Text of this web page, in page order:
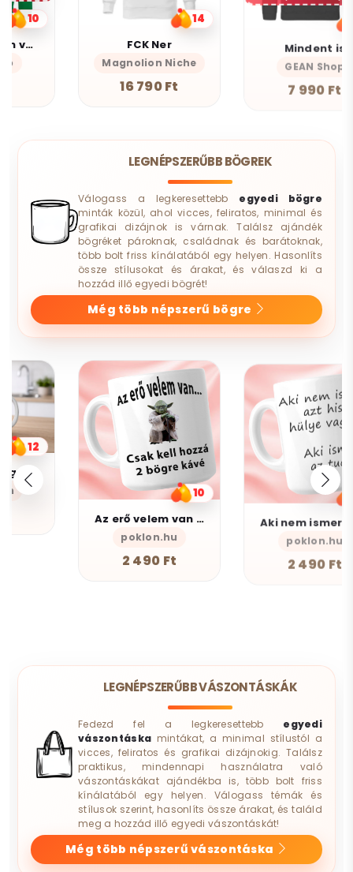
14
Magnolion Niche
16 790 Ft
10
Mindent is
GEAN Shop
LEGNÉPSZERŰBB BÖGREK
Válogass a legkeresettebb egyedi bögre
minták közül, ahol vicces, feliratos, minimal és
grafikai dizájnok is várnak. Találsz ajándék
bögréket pároknak, családnak és barátoknak,
több bolt friss kínálatából egy helyen. Hasonlíts
össze stílusokat és árakat, és válaszd ki a
hozzád illő egyedi bögrét!
Még több népszerű bögre
10
Az erő velem van - Bögre
poklon.hu
10
Aki nem ismer Bögre
poklon.hu
LEGNÉPSZERŰBB VÁSZONTÁSKÁK
Fedezd fel a legkeresettebb egyedi
vászontáska mintákat, a minimal stílustól a
vicces, feliratos és grafikai dizájnokig. Találsz
praktikus, mindennapi használatra való
vászontáskákat ajándékba is, több bolt friss
kínálatából egy helyen. Válogass témák és
stílusok szerint, hasonlíts össze árakat, és találd
meg a hozzád illő egyedi vászontáskát!
Még több népszerű vászontáska